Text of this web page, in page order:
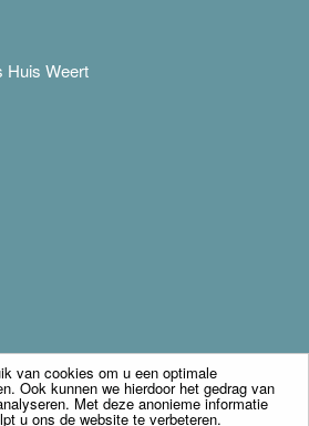
Huis Weert
van cookies om u een optimale
Ook kunnen we hierdoor het gedrag van
Met deze anonieme informatie
u ons de website te verbeteren.